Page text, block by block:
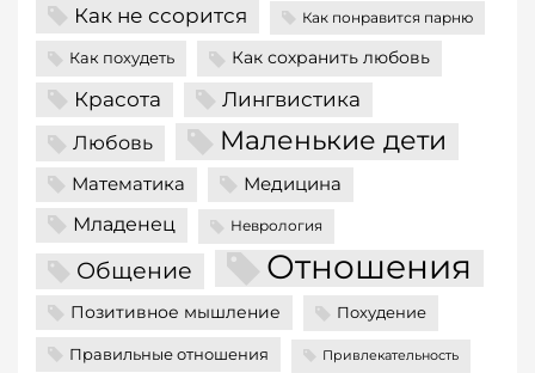
Как не ссорится Как понравится парню
Как похудеть Как сохранить любовь
Красота Лингвистика
Любовь Маленькие дети
Математика Медицина
Младенец Неврология
Общение Отношения
Позитивное мышление Похудение
Правильные отношения Привлекательность